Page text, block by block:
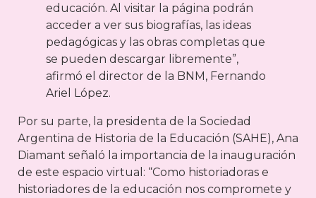
educación. Al visitar la página podrán
acceder a ver sus biografías, las ideas
pedagógicas y las obras completas que
se pueden descargar libremente”,
afirmó el director de la BNM, Fernando
Ariel López.
Por su parte, la presidenta de la Sociedad
Argentina de Historia de la Educación (SAHE), Ana
Diamant señaló la importancia de la inauguración
de este espacio virtual: “Como historiadoras e
historiadores de la educación nos compromete y